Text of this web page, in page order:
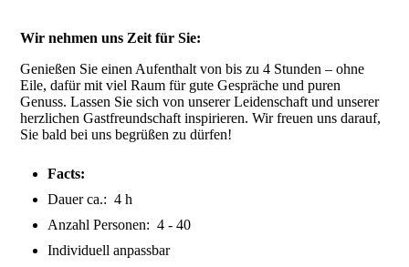
Wir nehmen uns Zeit für Sie:
Genießen Sie einen Aufenthalt von bis zu 4 Stunden – ohne
Eile, dafür mit viel Raum für gute Gespräche und puren
Genuss. Lassen Sie sich von unserer Leidenschaft und unserer
herzlichen Gastfreundschaft inspirieren. Wir freuen uns darauf,
Sie bald bei uns begrüßen zu dürfen!
Facts:
Dauer ca.: 4 h
Anzahl Personen: 4 - 40
Individuell anpassbar